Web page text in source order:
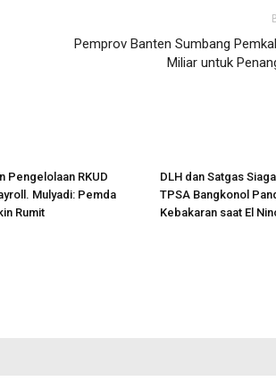
Pemprov Banten Sumbang
Miliar untuk
Pengelolaan RKUD
Mulyadi: Pemda
Rumit
DLH dan Satgas
TPSA Bangkonol
Kebakaran saat El